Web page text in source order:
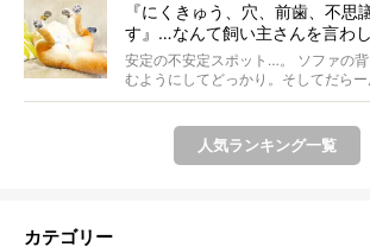
『にくきゅう、穴、前歯、不
す』…なんて飼い主さんを言わ
る寝相がコチラです。
安定の不安定スポット…。 ソファの
むようにしてどっかり。そしてだら
して...
人気ランキング一覧
カテゴリー